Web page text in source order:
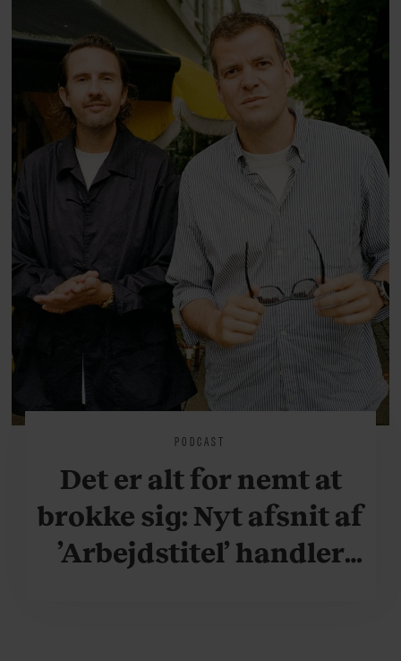
PODCAST
Det er alt for nemt at
brokke sig: Nyt afsnit af
’Arbejdstitel’ handler